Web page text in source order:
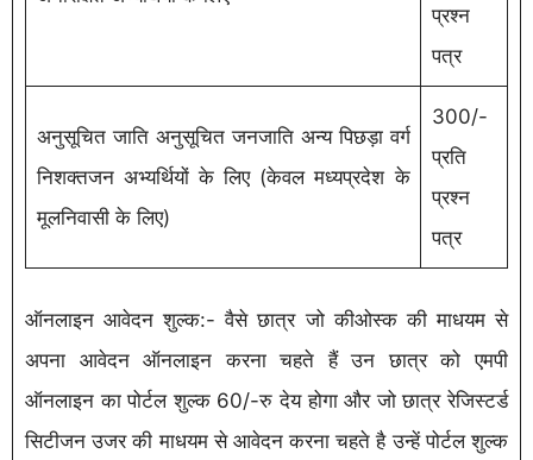
प्रश्न
पत्र
अनुसूचित जाति अनुसूचित जनजाति अन्य पिछड़ा वर्ग
निशक्तजन अभ्यर्थियों के लिए (केवल मध्यप्रदेश के
मूलनिवासी के लिए)
300/-
प्रति
प्रश्न
पत्र
ऑनलाइन आवेदन शुल्क:- वैसे छात्र जो कीओस्क की माधयम से
अपना आवेदन ऑनलाइन करना चहते हैं उन छात्र को एमपी
ऑनलाइन का पोर्टल शुल्क 60/-रु देय होगा और जो छात्र रेजिस्टर्ड
सिटीजन उजर की माधयम से आवेदन करना चहते है उन्हें पोर्टल शुल्क